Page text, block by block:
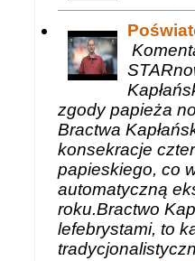
zgody papieża
Bractwa
konsekracje
papieskiego, co
automatyczną
roku.Bractwo
lefebrystami, to